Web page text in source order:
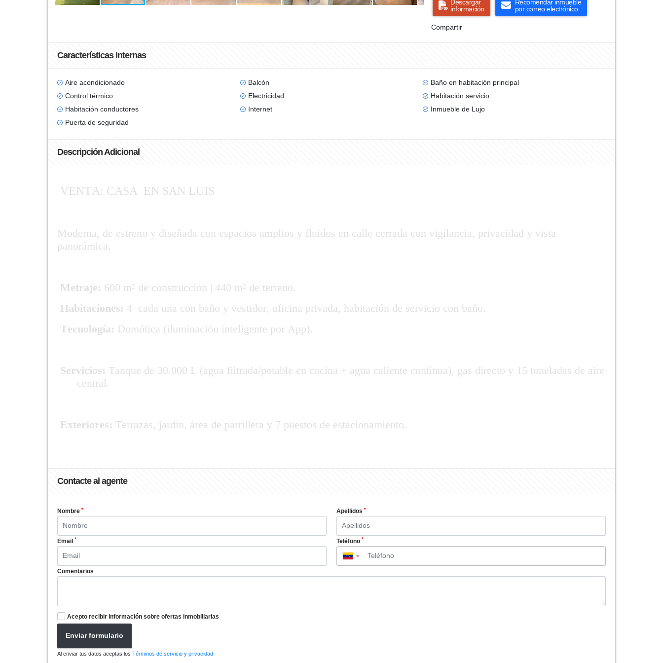
Descargar
información
Recomendar inmueble
por correo electrónico
Compartir
Características internas
Aire acondicionado Balcón
Baño en habitación principal
Control térmico
Electricidad
Habitación servicio
Habitación conductores
Internet
Inmueble de Lujo
Puerta de seguridad
Descripción Adicional
VENTA: CASA EN SAN LUIS
Moderna, de estreno y diseñada con espacios amplios y fluidos en calle cerrada con vigilancia, privacidad y vista
panorámica.
Metraje: 600 m² de construcción | 440 m² de terreno.
Habitaciones: 4 cada una con baño y vestidor, oficina privada, habitación de servicio con baño.
Tecnología: Domótica (iluminación inteligente por App).
Servicios: Tanque de 30.000 L (agua filtrada/potable en cocina + agua caliente continua), gas directo y 15 toneladas de aire
central.
Exteriores: Terrazas, jardín, área de parrillera y 7 puestos de estacionamiento.
Contacte al agente
Nombre * Apellidos *
Email * Teléfono *
▼
Comentarios
Acepto recibir información sobre ofertas inmobiliarias
Enviar formulario
Al enviar tus datos aceptas los Términos de servicio y privacidad